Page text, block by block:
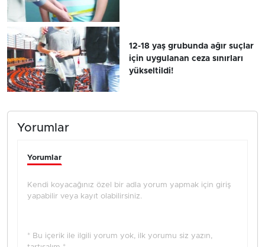
12-18 yaş grubunda ağır suçlar
için uygulanan ceza sınırları
yükseltildi!
Yorumlar
Yorumlar
Kendi koyacağınız özel bir adla yorum yapmak için giriş
yapabilir veya kayıt olabilirsiniz.
* Bu içerik ile ilgili yorum yok, ilk yorumu siz yazın,